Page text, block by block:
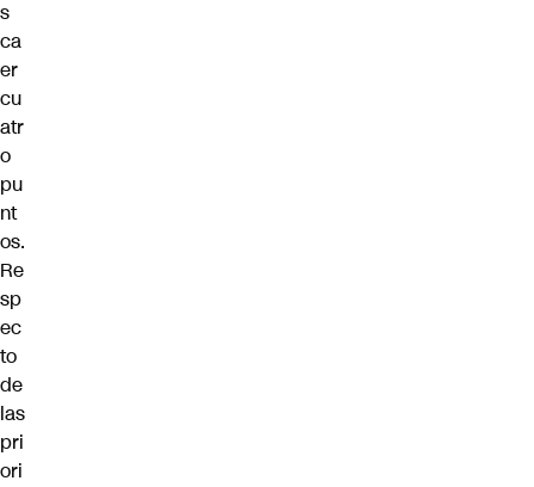
s
ca
er
cu
atr
o
pu
nt
os.
Re
sp
ec
to
de
las
pri
ori